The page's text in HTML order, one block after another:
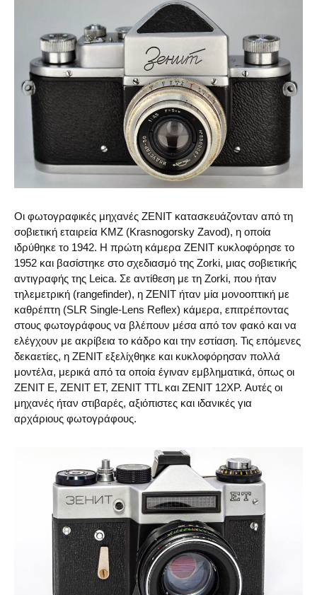
Οι φωτογραφικές μηχανές ZENIT κατασκευάζονταν από τη
σοβιετική εταιρεία KMZ (Krasnogorsky Zavod), η οποία
ιδρύθηκε το 1942. Η πρώτη κάμερα ZENIT κυκλοφόρησε το
1952 και βασίστηκε στο σχεδιασμό της Zorki, μιας σοβιετικής
αντιγραφής της Leica. Σε αντίθεση με τη Zorki, που ήταν
τηλεμετρική (rangefinder), η ZENIT ήταν μία μονοοπτική με
καθρέπτη (SLR Single-Lens Reflex) κάμερα, επιτρέποντας
στους φωτογράφους να βλέπουν μέσα από τον φακό και να
ελέγχουν με ακρίβεια το κάδρο και την εστίαση. Τις επόμενες
δεκαετίες, η ZENIT εξελίχθηκε και κυκλοφόρησαν πολλά
μοντέλα, μερικά από τα οποία έγιναν εμβληματικά, όπως οι
ZENIT E, ZENIT EΤ, ZENIT TTL και ZENIT 12XP. Αυτές οι
μηχανές ήταν στιβαρές, αξιόπιστες και ιδανικές για
αρχάριους φωτογράφους.